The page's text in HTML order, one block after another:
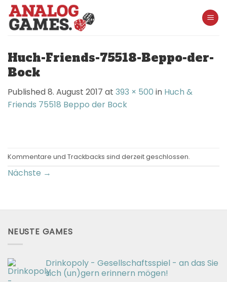
Skip
content
Huch-Friends-75518-Beppo-der-
Bock
Published8. August 2017 at 393 × 500 in Huch &
Friends 75518 Beppo der Bock
Kommentare und Trackbacks sind derzeit geschlossen.
Nächste →
NEUSTE GAMES
Drinkopoly - Gesellschaftsspiel - an das Sie
sich (un)gern erinnern mögen!